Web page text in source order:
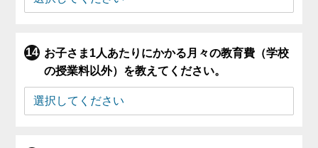
お子さま1人あたりにかかる月々の教育費（学校
の授業料以外）を教えてください。